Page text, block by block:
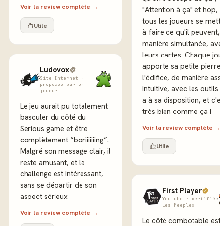
Voir la review complète →
Utile
Ludovox
Site Internet ·
proposée par un
joueur
Le jeu aurait pu totalement
basculer du côté du
Serious game et être
complètement “boriiiiiiing”.
Malgré son message clair, il
reste amusant, et le
challenge est intéressant,
sans se départir de son
aspect sérieux
Voir la review complète →
"Attention à ça" et hop,
tous les joueurs se
à faire ce qu'il
manière simultanée,
leurs cartes. Chaque
apporte sa petite
l'édifice, de manière
intuitive, avec les
a à sa disposition, et
très bien comme ça !
Voir la review complète →
Utile
First Player
Youtube · certifiée
Les Meeples
Le côté combotable est